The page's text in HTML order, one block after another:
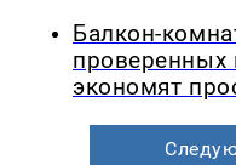
Балкон-
проверенных
экономят